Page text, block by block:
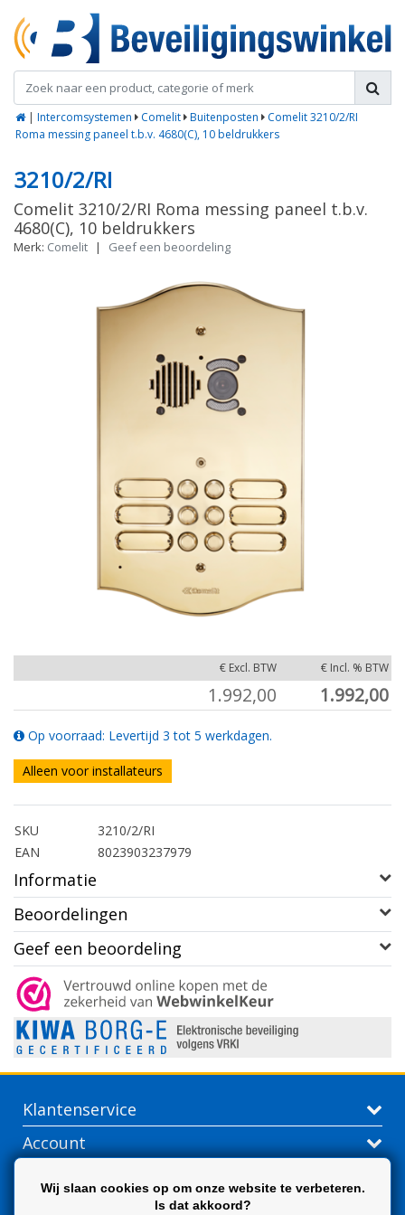
| Intercomsystemen Comelit Buitenposten
Comelit 3210/2/RI
Roma messing paneel t.b.v. 4680(C), 10 beldrukkers
3210/2/RI
Comelit 3210/2/RI Roma messing paneel t.b.v.
4680(C), 10 beldrukkers
Merk: Comelit | Geef een beoordeling
€ Excl. BTW € Incl. % BTW
1.992,00 1.992,00
Op voorraad: Levertijd 3 tot 5 werkdagen.
Alleen voor installateurs
SKU
3210/2/RI
EAN
8023903237979
Informatie
Beoordelingen
Geef een beoordeling
Klantenservice
Account
Wij slaan cookies op om onze website te verbeteren.
Is dat akkoord?